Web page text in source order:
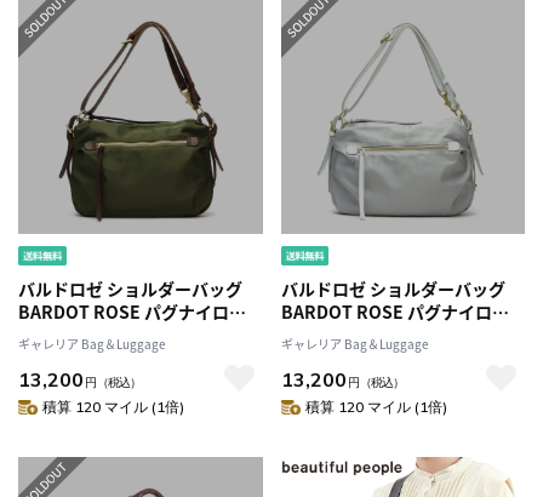
バルドロゼ ショルダーバッグ
BARDOT ROSE パグナイロン
2WAY ハンドバッグ 肩掛け 斜め
がけ ショルダーナイロンレディ
ース BR-5211
ギャレリア Bag＆Luggage
13,200 円 （税込）
積算 120 マイル (1倍)
バルドロゼ ショルダーバッグ
BARDOT ROSE パグナイロン
2WAY ハンドバッグ 肩掛け 斜め
がけ ショルダーナイロンレディ
ース BR-5211
ギャレリア Bag＆Luggage
13,200 円 （税込）
積算 120 マイル (1倍)